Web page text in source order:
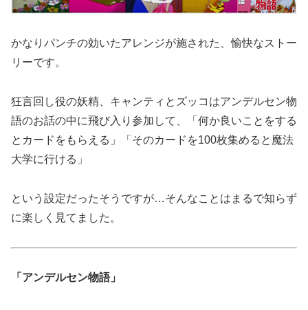
かなりパンチの効いたアレンジが施された、愉快なストー
リーです。
狂言回し役の妖精、 キャンティとズッコはアンデルセン物
語のお話の中に飛び入り参加 して、「何か良いことをする
とカードをもらえる」「そのカードを100枚集めると魔法
大学に行ける」
という設定だったそうですが…そんなことはまるで知らず
に楽しく見てました。
「アンデルセン物語」